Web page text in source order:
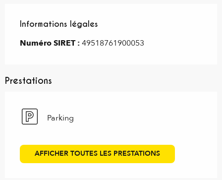
Informations légales
Informations légales
Numéro SIRET : 49518761900053
Prestations
Parking
AFFICHER TOUTES LES PRESTATIONS